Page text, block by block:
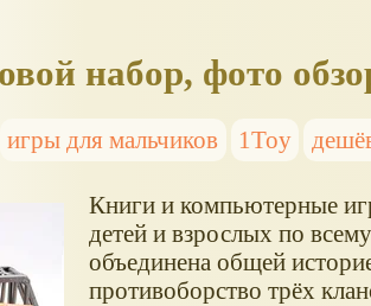
набор, фото
игры для мальчиков 1Toy
Книги и компьютерные
детей и взрослых по
объединена общей
противоборство трёх